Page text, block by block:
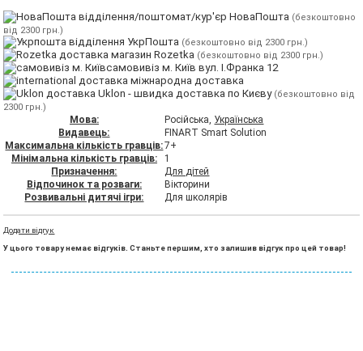
відділення/поштомат/кур'єр НоваПошта (безкоштовно
від 2300 грн.)
відділення УкрПошта (безкоштовно від 2300 грн.)
магазин Rozetka (безкоштовно від 2300 грн.)
самовивіз м. Київ вул. І.Франка 12
міжнародна доставка
Uklon - швидка доставка по Києву (безкоштовно від
2300 грн.)
Мова: Російська, Українська
Видавець:
FINART Smart Solution
Максимальна кількість гравців:7+
Мінімальна кількість гравців:
1
Призначення:
Для дітей
Відпочинок та розваги:
Вікторини
Розвивальні дитячі ігри:
Для школярів
Додати відгук
У цього товару немає відгуків. Станьте першим, хто залишив відгук про цей товар!